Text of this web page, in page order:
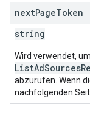
nextPageToken
string
Wird verwendet,
abzurufen. Wenn
nachfolgenden